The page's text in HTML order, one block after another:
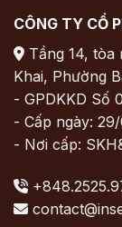
CÔNG TY CỔ
Tầng 14,
Khai, Phường
- GPDKKD Số
- Cấp ngày:
- Nơi cấp: